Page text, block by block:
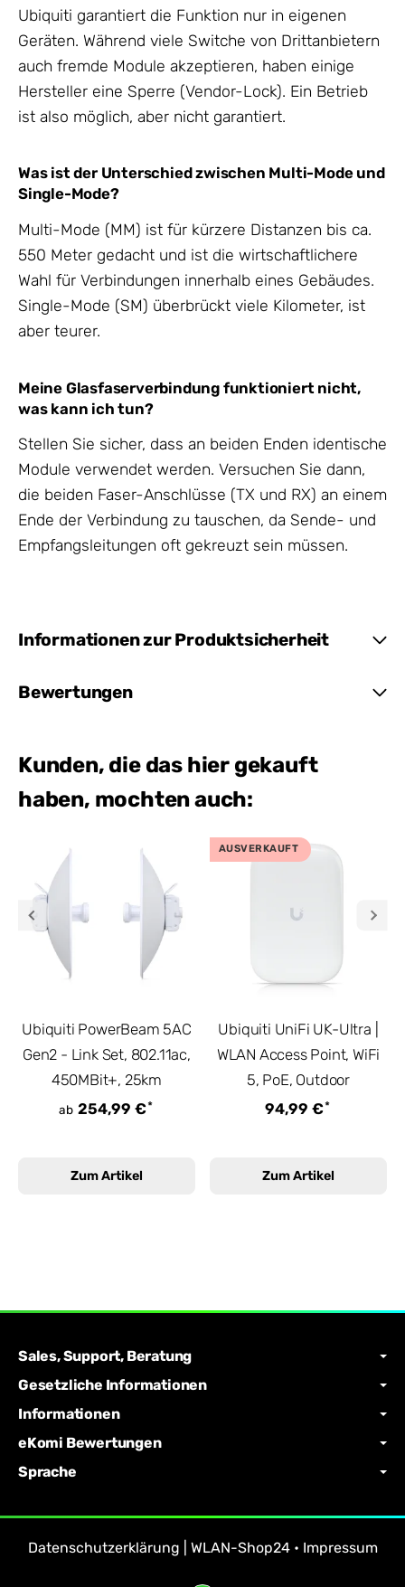
Ubiquiti garantiert die Funktion nur in eigenen
Geräten. Während viele Switche von Drittanbietern
auch fremde Module akzeptieren, haben einige
Hersteller eine Sperre (Vendor-Lock). Ein Betrieb
ist also möglich, aber nicht garantiert.
Was ist der Unterschied zwischen Multi-Mode und
Single-Mode?
Multi-Mode (MM) ist für kürzere Distanzen bis ca.
550 Meter gedacht und ist die wirtschaftlichere
Wahl für Verbindungen innerhalb eines Gebäudes.
Single-Mode (SM) überbrückt viele Kilometer, ist
aber teurer.
Meine Glasfaserverbindung funktioniert nicht,
was kann ich tun?
Stellen Sie sicher, dass an beiden Enden identische
Module verwendet werden. Versuchen Sie dann,
die beiden Faser-Anschlüsse (TX und RX) an einem
Ende der Verbindung zu tauschen, da Sende- und
Empfangsleitungen oft gekreuzt sein müssen.
Informationen zur Produktsicherheit
Bewertungen
Kunden, die das hier gekauft
haben, mochten auch:
Ubiquiti PowerBeam 5AC
Gen2 - Link Set, 802.11ac,
450MBit+, 25km
ab 254,99 €*
Zum Artikel
AUSVERKAUFT
Ubiquiti UniFi UK-Ultra |
WLAN Access Point, WiFi
5, PoE, Outdoor
94,99 €*
Zum Artikel
Sales, Support, Beratung
Gesetzliche Informationen
Informationen
eKomi Bewertungen
Sprache
Datenschutzerklärung | WLAN-Shop24 • Impressum